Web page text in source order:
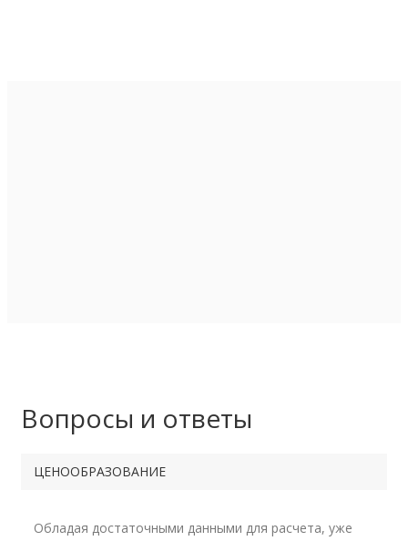
Вопросы и ответы
ЦЕНООБРАЗОВАНИЕ
Обладая достаточными данными для расчета, уже